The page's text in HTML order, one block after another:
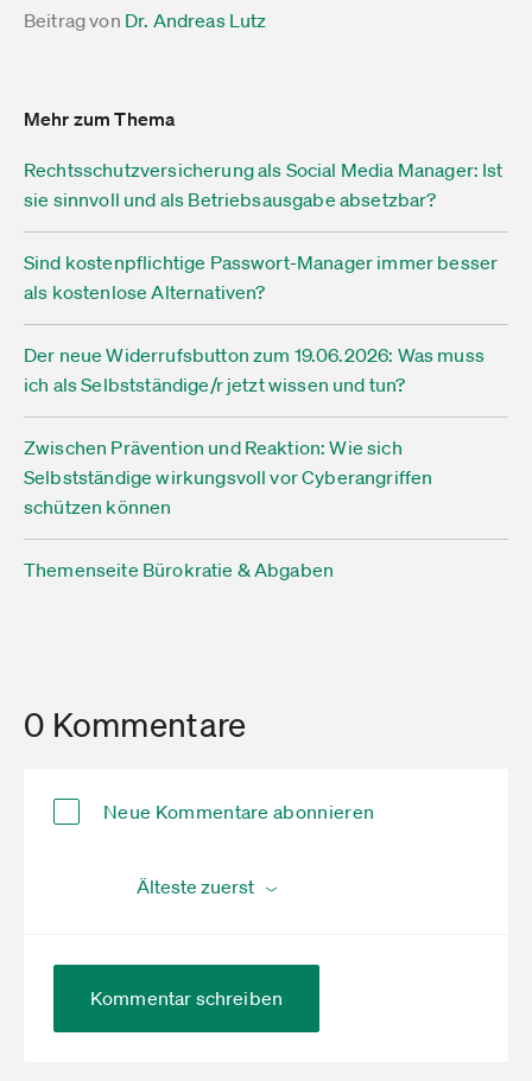
Beitrag von Dr. Andreas Lutz
Mehr zum Thema
Rechtsschutzversicherung als Social Media Manager: Ist
sie sinnvoll und als Betriebsausgabe absetzbar?
Sind kostenpflichtige Passwort-Manager immer besser
als kostenlose Alternativen?
Der neue Widerrufsbutton zum 19.06.2026: Was muss
ich als Selbstständige/r jetzt wissen und tun?
Zwischen Prävention und Reaktion: Wie sich
Selbstständige wirkungsvoll vor Cyberangriffen
schützen können
Themenseite Bürokratie & Abgaben
0 Kommentare
Neue Kommentare abonnieren
Kommentar schreiben